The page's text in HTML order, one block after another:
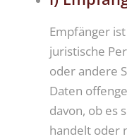
Empfänger
juristische
oder andere
Daten
davon, ob es
handelt oder